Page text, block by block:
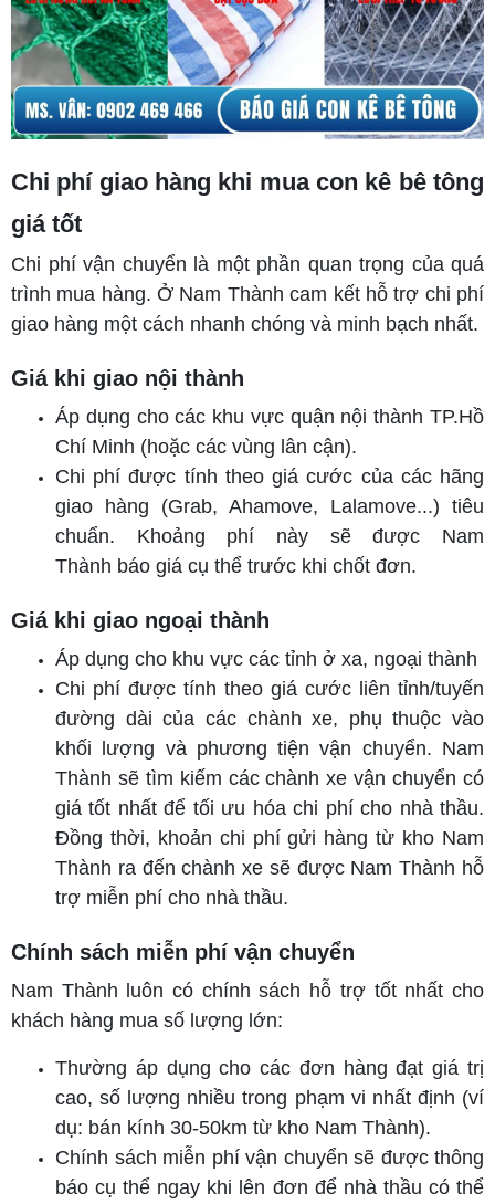
Chi phí giao hàng khi mua con kê bê tông
giá tốt
Chi phí vận chuyển là một phần quan trọng của quá
trình mua hàng. Ở Nam Thành cam kết hỗ trợ chi phí
giao hàng một cách nhanh chóng và minh bạch nhất.
Giá khi giao nội thành
Áp dụng cho các khu vực quận nội thành TP.Hồ
Chí Minh (hoặc các vùng lân cận).
Chi phí được tính theo giá cước của các hãng
giao hàng (Grab, Ahamove, Lalamove...) tiêu
chuẩn. Khoảng phí này sẽ được Nam
Thành báo giá cụ thể trước khi chốt đơn.
Giá khi giao ngoại thành
Áp dụng cho khu vực các tỉnh ở xa, ngoại thành
Chi phí được tính theo giá cước liên tỉnh/tuyến
đường dài của các chành xe, phụ thuộc vào
khối lượng và phương tiện vận chuyển. Nam
Thành sẽ tìm kiếm các chành xe vận chuyển có
giá tốt nhất để tối ưu hóa chi phí cho nhà thầu.
Đồng thời, khoản chi phí gửi hàng từ kho Nam
Thành ra đến chành xe sẽ được Nam Thành hỗ
trợ miễn phí cho nhà thầu.
Chính sách miễn phí vận chuyển
Nam Thành luôn có chính sách hỗ trợ tốt nhất cho
khách hàng mua số lượng lớn:
Thường áp dụng cho các đơn hàng đạt giá trị
cao, số lượng nhiều trong phạm vi nhất định (ví
dụ: bán kính 30-50km từ kho Nam Thành).
Chính sách miễn phí vận chuyển sẽ được thông
báo cụ thể ngay khi lên đơn để nhà thầu có thể